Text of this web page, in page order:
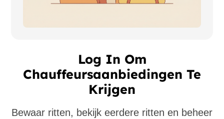
Log In Om
Chauffeursaanbiedingen Te
Krijgen
Bewaar ritten, bekijk eerdere ritten en beheer